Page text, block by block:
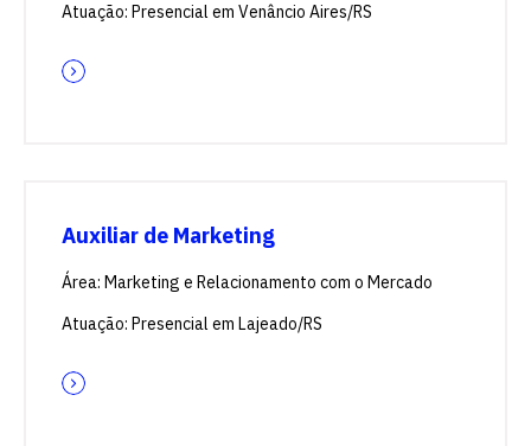
Atuação: Presencial em Venâncio Aires/RS
Auxiliar de Marketing
Área: Marketing e Relacionamento com o Mercado
Atuação: Presencial em Lajeado/RS